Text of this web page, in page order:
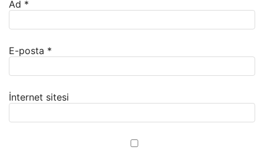
Ad *
E-posta *
İnternet sitesi